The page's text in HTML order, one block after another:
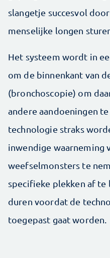
slangetje succesvol
menselijke longen
Het systeem wordt in
om de binnenkant van
(bronchoscopie) om
andere aandoeningen
technologie straks
inwendige waarneming
weefselmonsters te
specifieke plekken af te
duren voordat de
toegepast gaat worden.